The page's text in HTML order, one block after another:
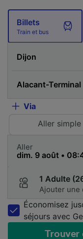
Billets
Train et bus
Via
Aller simple
Aller
1 Adulte
Ajouter une
Économisez
séjours avec
Trouver